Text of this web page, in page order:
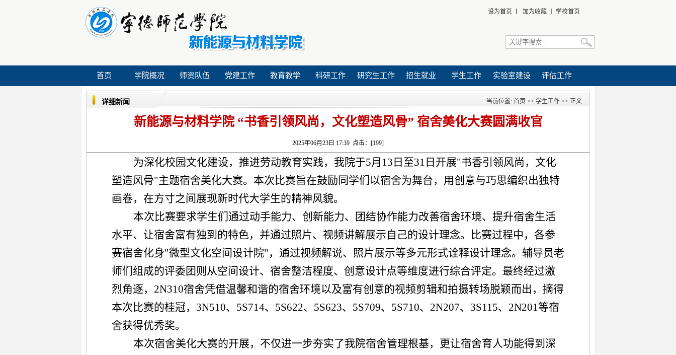
设为首页 加为收藏 学校首页
首页 学院概况 师资队伍 党建工作 教育教学 科研工作 研究生工作 招生就业 学生工作 实验室建设 评估工作
详细新闻 当前位置: 首页 >> 学生工作 >> 正文
新能源与材料学院 “书香引领风尚，文化塑造风骨” 宿舍美化大赛圆满收官​
2025年06月23日 17:39 点击：[199]
为深化校园文化建设，推进劳动教育实践，我院于5月13日至31日开展"书香引领风尚，文化
塑造风骨"主题宿舍美化大赛。本次 比赛旨在鼓励同学们以宿舍为舞台，用创意与巧思编织出独特
画卷， 在方寸之间展现新时代大学生的精神风貌。
本次比赛要求学生们通过动手能力、创新能力、团结协作能力改善宿舍环境、提升宿舍生活
水平、让宿舍富有独到的特色，并通过照片、视频讲解展示自己的设计理念。比赛过程中，各参
赛宿舍化身"微型文化空间设计院"，通过视频解说、照片展示等多元形式诠释设计理念。 辅导员老
师们组成的评委团则从空间设计、宿舍整洁程度、创意设计点等维度进行综合评定。最终经过激
烈角逐， 2N310宿舍凭借温馨和谐的宿舍环境以及富有创意的视频剪辑和拍摄转场脱颖而出，摘得
本次比赛的桂冠， 3N510、5S714、5S622、5S623、5S709、5S710、2N207、3S115、2N201等宿
舍获得优秀奖。
本次宿舍美化大赛的开展，不仅进一步夯实了我院宿舍管理根基，更让宿舍育人功能得到深